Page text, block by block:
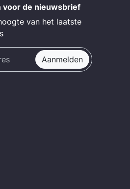
voor de nieuwsbrief
van het laatste
Aanmelden